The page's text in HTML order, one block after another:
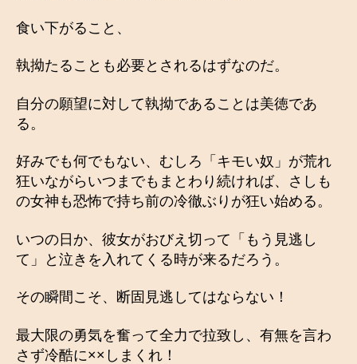
食い下がること、
執拗たることも必要とされるはずなのだ。
自分の願望に対して執拗であることは美徳であ
る。
好みでも何でもない、むしろ「キモい奴」が荒れ
狂いながらいつまでもまとわり続ければ、さしも
の女神も恐怖で持ち前の冷徹ぶりが狂い始める。
いつの日か、彼女がおびえ切って「もう見逃し
て」と泣きを入れてくる時が来るだろう。
その瞬間こそ、断固見逃してはならない！
最大限の勇気を奮って全力で拉致し、有無を言わ
さず冷酷に××しまくれ！